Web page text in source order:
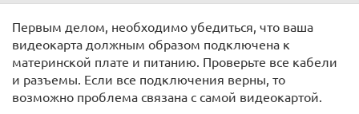
Первым делом, необходимо убедиться, что ваша
видеокарта должным образом подключена к
материнской плате и питанию. Проверьте все кабели
и разъемы. Если все подключения верны, то
возможно проблема связана с самой видеокартой.